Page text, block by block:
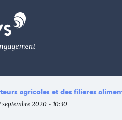
agricoles et des filières
2020 - 10:30